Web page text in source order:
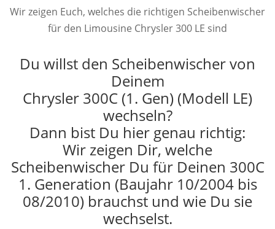
Wir zeigen Euch, welches die richtigen Scheibenwischer
für den Limousine Chrysler 300 LE sind
Du willst den Scheibenwischer von
Deinem
Chrysler 300C (1. Gen) (Modell LE)
wechseln?
Dann bist Du hier genau richtig:
Wir zeigen Dir, welche
Scheibenwischer Du für Deinen 300C
1. Generation (Baujahr 10/2004 bis
08/2010) brauchst und wie Du sie
wechselst.